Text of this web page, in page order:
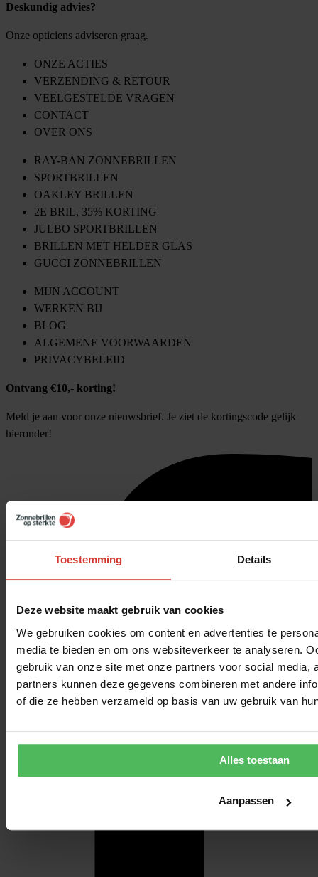
Toestemming Details
Deze website maakt gebruik van cookies
We gebruiken cookies om content en advertenties te
media te bieden en om ons websiteverkeer te analyseren.
gebruik van onze site met onze partners voor social media,
partners kunnen deze gegevens combineren met andere
of die ze hebben verzameld op basis van uw gebruik van
Alles toestaan
Aanpassen
Deskundig advies?
Onze opticiens adviseren graag.
ONZE ACTIES
VERZENDING & RETOUR
VEELGESTELDE VRAGEN
CONTACT
OVER ONS
RAY-BAN ZONNEBRILLEN
SPORTBRILLEN
OAKLEY BRILLEN
2E BRIL, 35% KORTING
JULBO SPORTBRILLEN
BRILLEN MET HELDER GLAS
GUCCI ZONNEBRILLEN
MIJN ACCOUNT
WERKEN BIJ
BLOG
ALGEMENE VOORWAARDEN
PRIVACYBELEID
Ontvang €10,- korting!
Meld je aan voor onze nieuwsbrief. Je ziet de kortingscode gelijk
hieronder!